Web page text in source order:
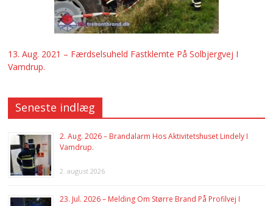
13. Aug. 2021 – Færdselsuheld Fastklemte På Solbjergvej I
Vamdrup.
Seneste indlæg
2. Aug. 2026 – Brandalarm Hos Aktivitetshuset Lindely I
Vamdrup.
2. august 2026
23. Jul. 2026 – Melding Om Større Brand På Profilvej I